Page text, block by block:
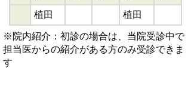
植田
植田
※院内紹介：初診の場合は、当院受診中で
担当医からの紹介がある方のみ受診できま
す